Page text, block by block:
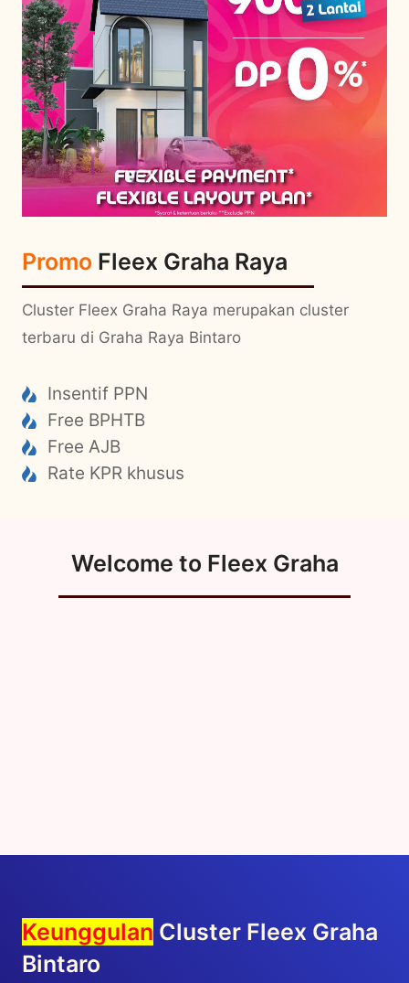
Promo Fleex Graha Raya
Cluster Fleex Graha Raya merupakan cluster
terbaru di Graha Raya Bintaro
Insentif PPN
Free BPHTB
Free AJB
Rate KPR khusus
Welcome to Fleex Graha
Keunggulan Cluster Fleex Graha
Bintaro